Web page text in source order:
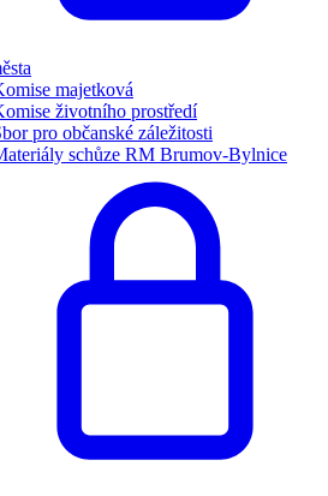
majetková
životního prostředí
pro občanské záležitosti
schůze RM Brumov-Bylnice